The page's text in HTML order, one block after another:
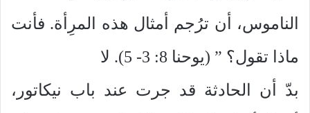
الناموس، أن ترُجم أمثال هذه المرِأة. فأنت
ماذا تقول؟ ” (يوحنا 8: 3- 5). لا
بدّ أن الحادثة قد جرت عند باب نيكاتور،